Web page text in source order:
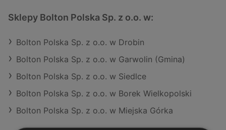
Sklepy Bolton Polska Sp. z o.o. w:
Bolton Polska Sp. z o.o. w Drobin
Bolton Polska Sp. z o.o. w Garwolin (Gmina)
Bolton Polska Sp. z o.o. w Siedlce
Bolton Polska Sp. z o.o. w Borek Wielkopolski
Bolton Polska Sp. z o.o. w Miejska Górka